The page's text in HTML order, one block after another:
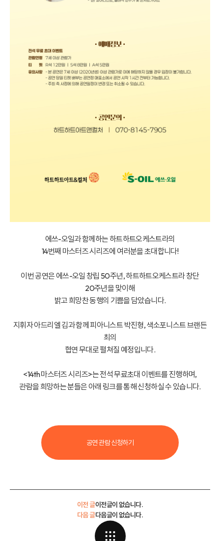
에쓰-오일과 함께하는 하트하트오케스트라의
14번째 마스터즈 시리즈에 여러분을 초대합니다!
이번 공연은 에쓰-오일 창립 50주년,하트하트오케스트라 창단
20주년을 맞이해
밝고 희망찬 동행의 기쁨을 담았습니다.
지휘자 아드리엘 김과 함께 피아니스트 박진형, 색소포니스트 브랜든
최의
협연 무대로 펼쳐질 예정입니다.
<14th 마스터즈 시리즈>는 전석 무료초대 이벤트를 진행하며,
관람을 희망하는 분들은 아래 링크를 통해 신청하실 수 있습니다.
공연 관람 신청하기
이전 글이전글이 없습니다.
다음글이 없습니다.
다음 글